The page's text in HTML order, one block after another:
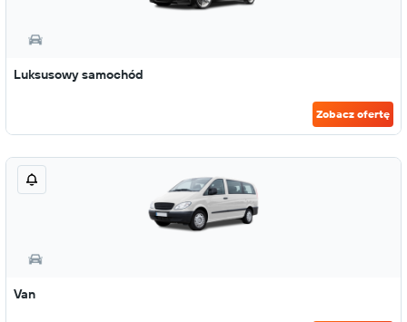
Luksusowy samochód
Zobacz ofertę
Van